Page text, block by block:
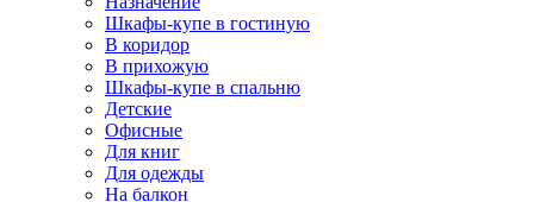
Шкафы-купе в гостиную
В коридор
В прихожую
Шкафы-купе в спальню
Детские
Офисные
Для книг
Для одежды
На балкон